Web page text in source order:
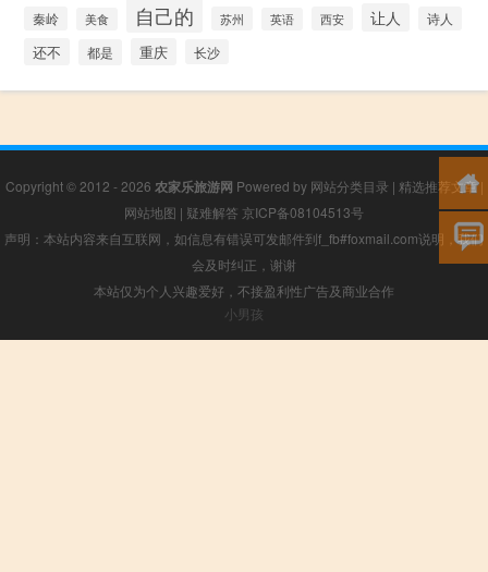
秦岭 美食 自己的 苏州 英语 西安 让人 诗人
还不 都是 重庆 长沙
Copyright © 2012 - 2026 农家乐旅游网 Powered by 网站分类目录 | 精选推荐文章|
网站地图 | 疑难解答 京ICP备08104513号
声明：本站内容来自互联网，如信息有错误可发邮件到f_fb#foxmail.com说明，我们
会及时纠正，谢谢
本站仅为个人兴趣爱好，不接盈利性广告及商业合作
小男孩